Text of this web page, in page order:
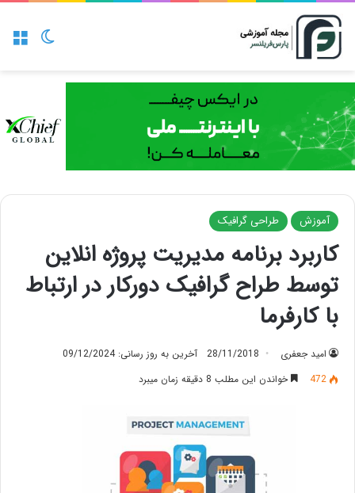
تغییر
آموزش طراحی گرافیک
کاربرد برنامه مدیریت پروژه انلاین
توسط طراح گرافیک دورکار در ارتباط
با کارفرما
امید جعفری 28/11/2018
آخرین به روز رسانی: 09/12/2024
472
خواندن این مطلب 8 دقیقه زمان میبرد